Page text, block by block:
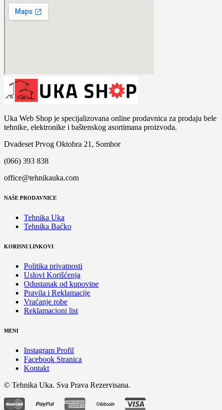
Uka Web Shop je specijalizovana online prodavnica za prodaju bele
tehnike, elektronike i baštenskog asortimana proizvoda.
Dvadeset Prvog Oktobra 21, Sombor
(066) 393 838
office@tehnikauka.com
NAŠE PRODAVNICE
Tehnika Uka
Tehnika Baćko
KORISNI LINKOVI
Politika privatnosti
Uslovi Korišćenja
Odustanak od kupovine
Pravila i Reklamacije
Vraćanje robe
Reklamacioni list
MENI
Instagram Profil
Facebook Stranica
Kontakt
© Tehnika Uka. Sva Prava Rezervisana.